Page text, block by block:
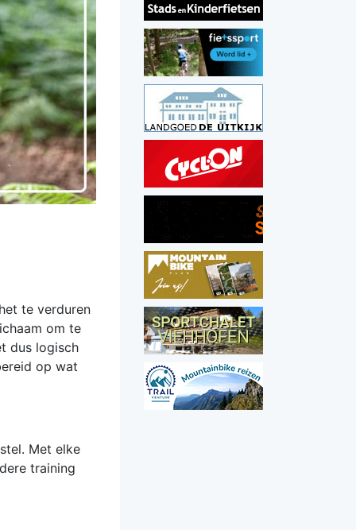
te verduren
om te
dus logisch
op wat
Met elke
training